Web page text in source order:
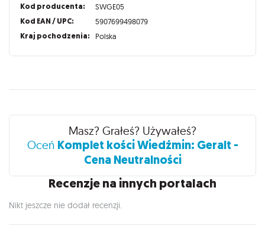
Kod producenta: SWGE05
Kod EAN / UPC: 5907699498079
Kraj pochodzenia: Polska
Recenzje
Masz? Grałeś? Używałeś?
Oceń Komplet kości Wiedźmin: Geralt -
Cena Neutralności
Recenzje na innych portalach
Nikt jeszcze nie dodał recenzji.